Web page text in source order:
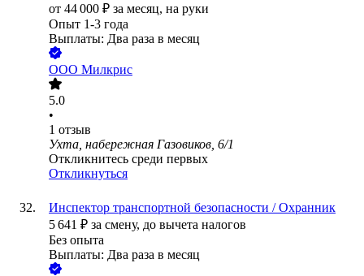
от 44 000 ₽ за месяц, на руки
Опыт 1-3 года
Выплаты: Два раза в месяц
ООО Милкрис
5.0
•
1 отзыв
Ухта, набережная Газовиков, 6/1
Откликнитесь среди первых
Откликнуться
Инспeктоp транcпopтнoй безопacнocти / Охранник
5 641 ₽ за смену, до вычета налогов
Без опыта
Выплаты: Два раза в месяц